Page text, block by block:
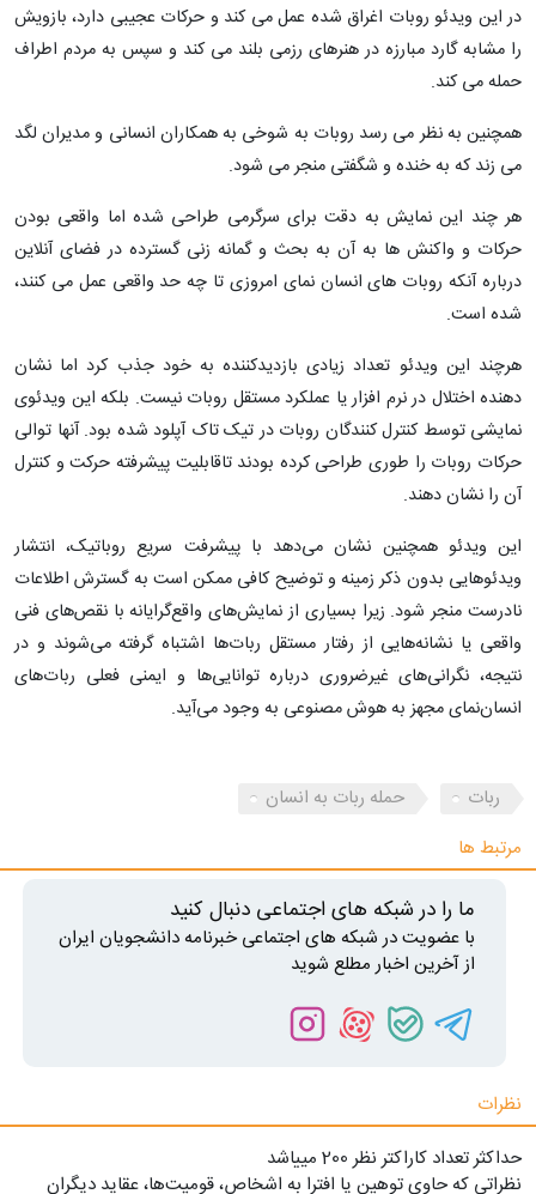
در این ویدئو روبات اغراق شده عمل می کند و حرکات عجیبی دارد، بازویش
را مشابه گارد مبارزه در هنرهای رزمی بلند می کند و سپس به مردم اطراف
حمله می کند.
همچنین به نظر می رسد روبات به شوخی به همکاران انسانی و مدیران لگد
می زند که به خنده و شگفتی منجر می شود.
هر چند این نمایش به دقت برای سرگرمی طراحی شده اما واقعی بودن
حرکات و واکنش ها به آن به بحث و گمانه زنی گسترده در فضای آنلاین
درباره آنکه روبات های انسان نمای امروزی تا چه حد واقعی عمل می کنند،
شده است.
هرچند این ویدئو تعداد زیادی بازدیدکننده به خود جذب کرد اما نشان
دهنده اختلال در نرم افزار یا عملکرد مستقل روبات نیست. بلکه این ویدئوی
نمایشی توسط کنترل کنندگان روبات در تیک تاک آپلود شده بود. آنها توالی
حرکات روبات را طوری طراحی کرده بودند تاقابلیت پیشرفته حرکت و کنترل
آن را نشان دهند.
این ویدئو همچنین نشان می‌دهد با پیشرفت سریع روباتیک، انتشار
ویدئوهایی بدون ذکر زمینه و توضیح کافی ممکن است به گسترش اطلاعات
نادرست منجر شود. زیرا بسیاری از نمایش‌های واقع‌گرایانه با نقص‌های فنی
واقعی یا نشانه‌هایی از رفتار مستقل ربات‌ها اشتباه گرفته می‌شوند و در
نتیجه، نگرانی‌های غیرضروری درباره توانایی‌ها و ایمنی فعلی ربات‌های
انسان‌نمای مجهز به هوش مصنوعی به وجود می‌آید.
ربات
حمله ربات به انسان
مرتبط ها
ما را در شبکه های اجتماعی دنبال کنید
با عضویت در شبکه های اجتماعی خبرنامه دانشجویان ایران
از آخرین اخبار مطلع شوید
نظرات
حداکثر تعداد کاراکتر نظر 200 ميياشد
نظراتی که حاوی توهین یا افترا به اشخاص، قومیت‌ها، عقاید دیگران